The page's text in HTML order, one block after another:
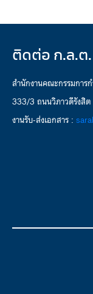
ติดต่อ ก.ล.ต.
สำนักงานคณะกรรมกา
333/3 ถนนวิภาวดีรังสิ
งานรับ-ส่งเอกสาร :